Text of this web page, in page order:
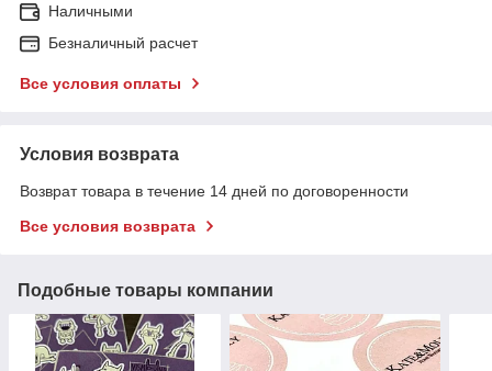
Наличными
Безналичный расчет
Все условия оплаты
Условия возврата
Возврат товара в течение 14 дней по договоренности
Все условия возврата
Подобные товары компании